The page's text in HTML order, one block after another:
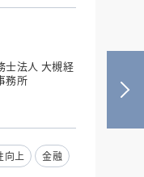
力』
人 大槻経
務所
向上 金融